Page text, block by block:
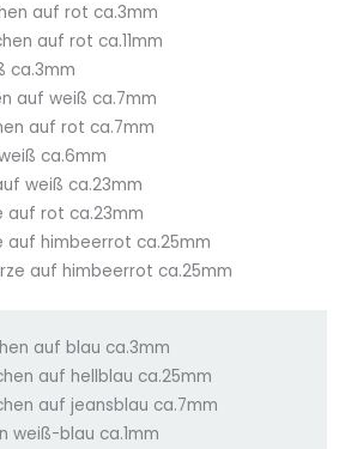
auf rot ca.3mm
auf rot ca.11mm
ca.3mm
auf weiß ca.7mm
auf rot ca.7mm
ca.6mm
weiß ca.23mm
auf rot ca.23mm
auf himbeerrot ca.25mm
auf himbeerrot ca.25mm
auf blau ca.3mm
auf hellblau ca.25mm
auf jeansblau ca.7mm
weiß-blau ca.1mm